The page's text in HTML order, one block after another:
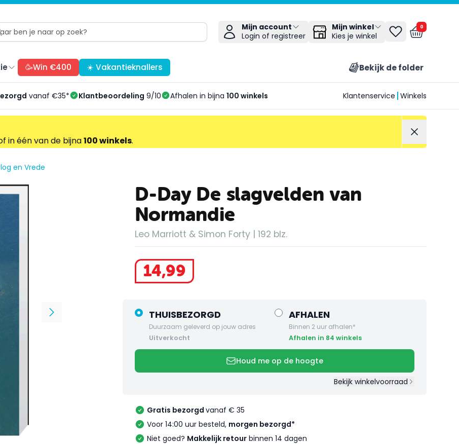
Mijn account
Login of registreer
Mijn winkel
Kies je winkel
0
🥳Win €400 ☀️ Vakantieknallers Bekijk de folder
vanaf €35* Klantbeoordeling 9/10 Afhalen in bijna 100 winkels Klantenservice Winkels
in één van de bijna100 winkels.
en Vrede
D-Day De slagvelden van
Normandie
Leo Marriott & Simon Forty | 192 blz.
14,99
THUISBEZORGD
Duurzaam geleverd op jouw adres
uitverkocht
AFHALEN
Binnen 2 uur afhalen*
Afhalen in 84 winkels
Houd me op de hoogte
Bekijk winkelvoorraad
Gratis bezorgd vanaf € 35
Voor 14:00 uur besteld, morgen bezorgd*
Niet goed? Makkelijk retour binnen 14 dagen